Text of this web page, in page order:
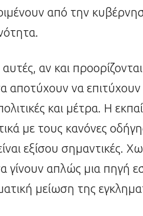
από την
αν και
αποτύχουν να
και μέτρα. Η
με τους κανόνες
εξίσου σημαντικές.
γίνουν απλώς μια πηγή
μείωση της